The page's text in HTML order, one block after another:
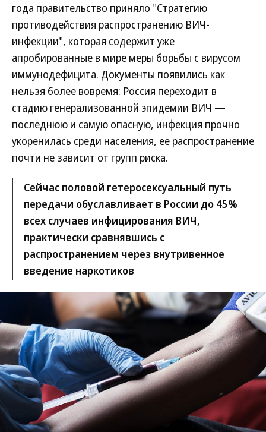
года правительство приняло "Стратегию
противодействия распространению ВИЧ-
инфекции", которая содержит уже
апробированные в мире меры борьбы с вирусом
иммунодефицита. Документы появились как
нельзя более вовремя: Россия переходит в
стадию генерализованной эпидемии ВИЧ —
последнюю и самую опасную, инфекция прочно
укоренилась среди населения, ее распространение
почти не зависит от групп риска.
Сейчас половой гетеросексуальный путь
передачи обуславливает в России до 45%
всех случаев инфицирования ВИЧ,
практически сравнявшись с
распространением через внутривенное
введение наркотиков